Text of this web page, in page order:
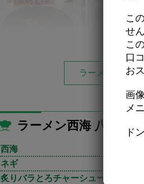
ラーメン西海
ラーメン西海 八王子
西海
ネギ
炙りバラとろチャーシュー
こ
せん
こ
口
お
画
メ
ド